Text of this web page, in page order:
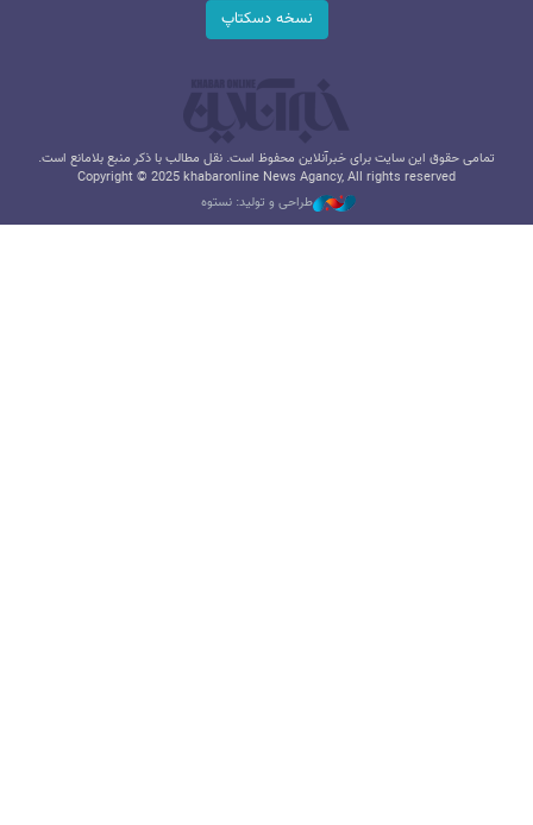
نسخه دسکتاپ
تمامی حقوق این سایت برای خبرآنلاین محفوظ است. نقل مطالب با ذکر منبع بلامانع است.
Copyright © 2025 khabaronline News Agancy, All rights reserved
طراحی و تولید: نستوه